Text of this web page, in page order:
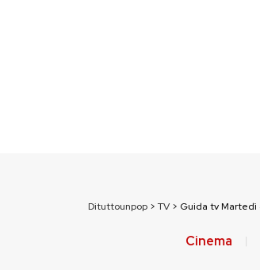
Dituttounpop> TV> Guida tv Martedì
Cinema